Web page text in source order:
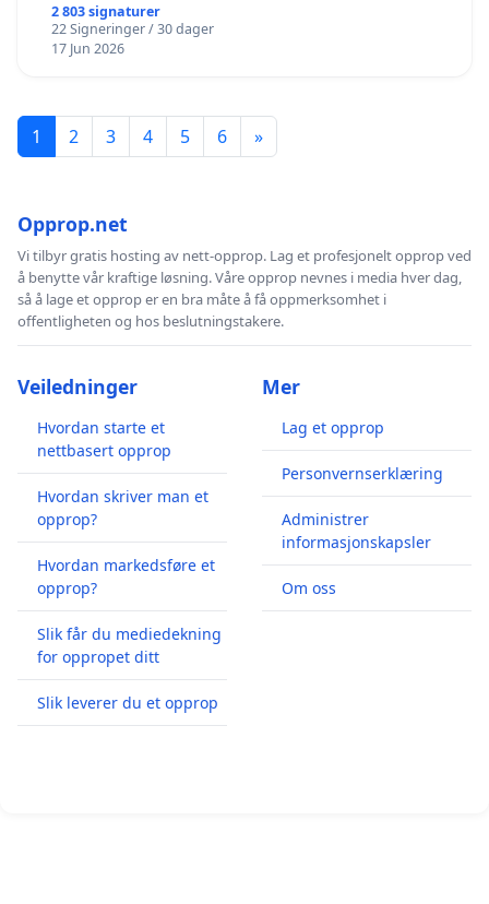
2 803 signaturer
22 Signeringer / 30 dager
17 Jun 2026
1 2 3 4 5 6 »
Opprop.net
Vi tilbyr gratis hosting av nett-opprop. Lag et profesjonelt opprop ved
å benytte vår kraftige løsning. Våre opprop nevnes i media hver dag,
så å lage et opprop er en bra måte å få oppmerksomhet i
offentligheten og hos beslutningstakere.
Veiledninger
Hvordan starte et
nettbasert opprop
Hvordan skriver man et
opprop?
Hvordan markedsføre et
opprop?
Slik får du mediedekning
for oppropet ditt
Slik leverer du et opprop
Mer
Lag et opprop
Personvernserklæring
Administrer
informasjonskapsler
Om oss